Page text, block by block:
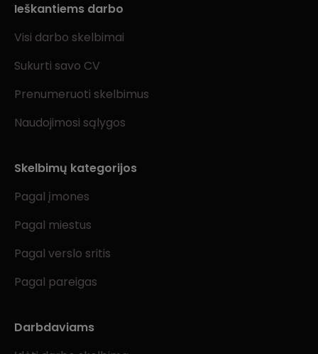
Ieškantiems darbo
Visi darbo skelbimai
Sukurti savo CV
Prenumeruoti skelbimus
Naudojimosi sąlygos
Skelbimų kategorijos
Pagal įmones
Pagal miestus
Pagal verslo sritis
Pagal pareigas
Darbdaviams